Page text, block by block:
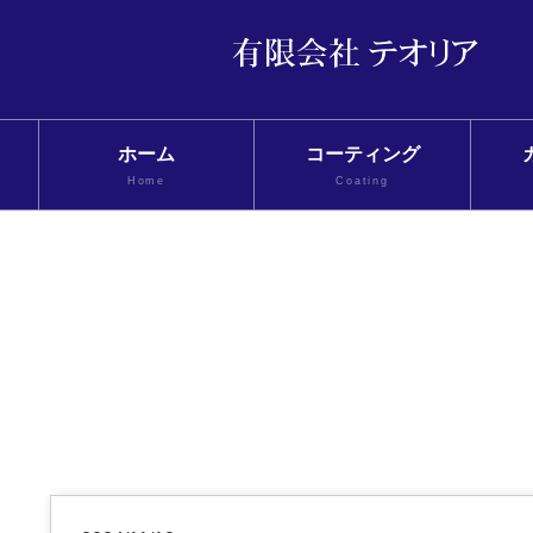
ホーム
Home
コーティング
Coating